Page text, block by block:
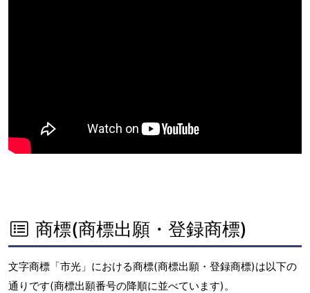
商標(商標出願・登録商標)
文字商標「市光」における商標(商標出願・登録商標)は以下の
通りです(商標出願番号の降順に並べています)。